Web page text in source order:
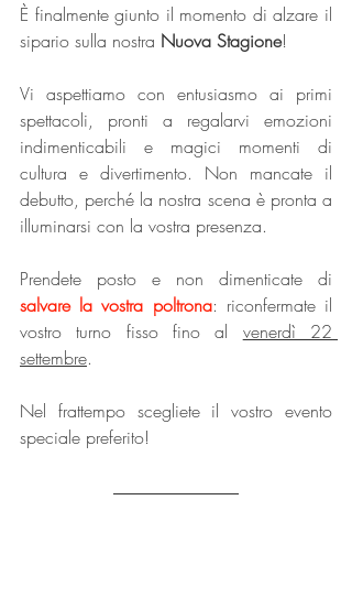
È finalmente giunto il momento di alzare il
sipario sulla nostra Nuova Stagione!
Vi aspettiamo con entusiasmo ai primi
spettacoli, pronti a regalarvi emozioni
indimenticabili e magici momenti di
cultura e divertimento. Non mancate il
debutto, perché la nostra scena è pronta a
illuminarsi con la vostra presenza.
salvare la vostra poltrona: riconfermate il
vostro turno fisso fino al venerdì 22
settembre.
Nel frattempo scegliete il vostro evento
speciale preferito!